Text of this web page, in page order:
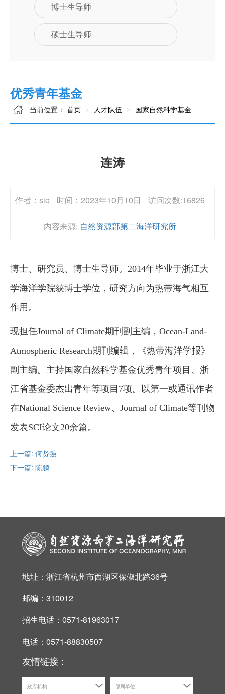
博士生导师
硕士生导师
优秀青年基金
当前位置： 首页 人才队伍 国家自然科学基金
连涛
作者：sio 时间：2023年10月10日 访问次数:16826
内容来源: 自然资源部第二海洋研究所
博士、研究员、博士生导师。2014年毕业于浙江大
学海洋学院获博士学位，研究方向为热带海气相互
作用。
现担任Journal of Climate期刊副主编，Ocean-Land-
Atmospheric Research期刊编辑，《热带海洋学报》
副主编。主持国家自然科学基金优秀青年项目、浙
江省基金委杰出青年等项目7项。以第一或通讯作者
在National Science Review、Journal of Climate等刊物
发表SCI论文20余篇。
上一篇: 何贤强
下一篇: 陈鹏
地址：浙江省杭州市西湖区保俶北路36号
邮编：310012
招生电话：0571-81963017
电话：0571-88830507
友情链接：
政府机构 部属单位